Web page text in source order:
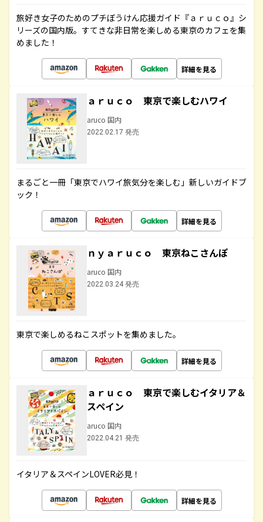
旅好き女子のためのプチぼうけん応援ガイド『ａｒｕｃｏ』シ
リーズの国内版。すてきな非日常を楽しめる東京のカフェを集
めました！
詳細を見る
ａｒｕｃｏ 東京で楽しむハワイ
aruco 国内
2022.02.17 発売
まるごと一冊「東京でハワイ旅気分を楽しむ」新しいガイドブ
ック！
詳細を見る
ｎｙａｒｕｃｏ 東京ねこさんぽ
aruco 国内
2022.03.24 発売
東京で楽しめるねこスポットを集めました。
詳細を見る
ａｒｕｃｏ 東京で楽しむイタリア＆
スペイン
aruco 国内
2022.04.21 発売
イタリア＆スペインLOVER必見！
詳細を見る